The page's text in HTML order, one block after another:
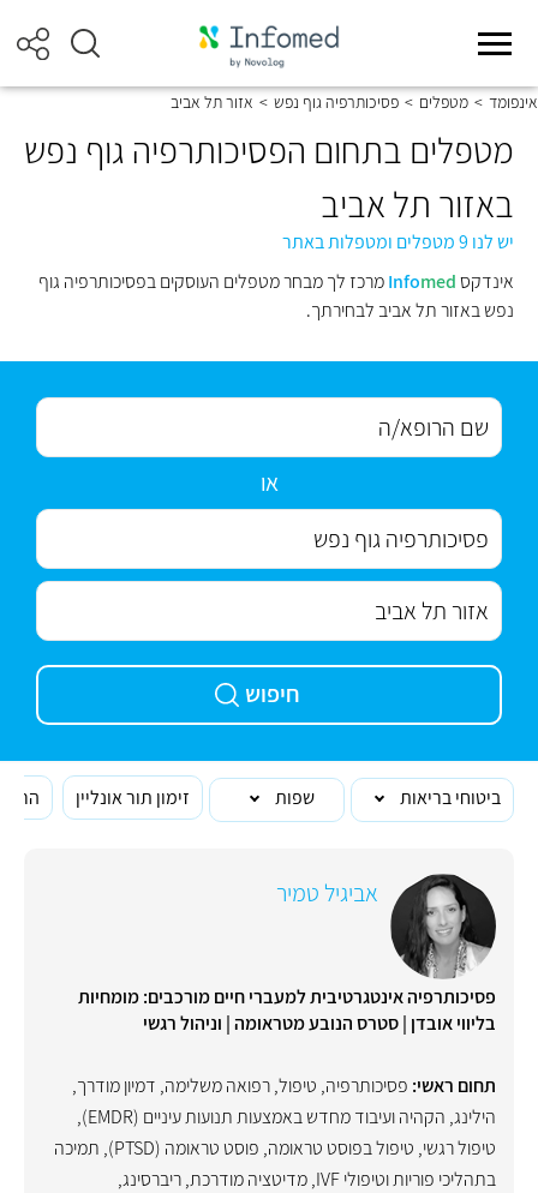
אינפומד > מטפלים > פסיכותרפיה גוף נפש > אזור תל אביב
מטפלים בתחום הפסיכותרפיה גוף נפש
באזור תל אביב
יש לנו 9 מטפלים ומטפלות באתר
אינדקס
Infomed
מרכז לך מבחר מטפלים העוסקים בפסיכותרפיה גוף
נפש באזור תל אביב לבחירתך.
או
חיפוש
ביטוחי בריאות שפות זימון תור אונליין
אביגיל טמיר
פסיכותרפיה אינטגרטיבית למעברי חיים מורכבים: מומחיות
בליווי אובדן | סטרס הנובע מטראומה | וניהול רגשי
תחום ראשי: פסיכותרפיה, טיפול,רפואה משלימה, דמיון מודרך,
הילינג, הקהיה ועיבוד מחדש באמצעות תנועות עיניים (EMDR)
,
טיפול רגשי, טיפול בפוסט טראומה, פוסט טראומה (PTSD) , תמיכה
בתהליכי פוריות וטיפולי IVF
,מדיטציה מודרכת,ריברסינג,